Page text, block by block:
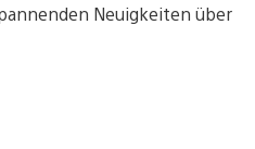
Neuigkeiten über